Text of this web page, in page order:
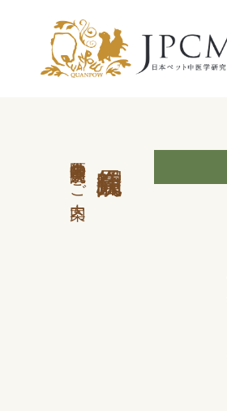
中医学外来 会員病院のご案内